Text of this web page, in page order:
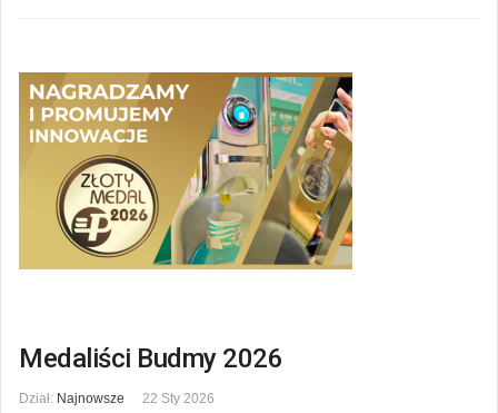
Medaliści Budmy 2026
Dział: Najnowsze 22 Sty 2026